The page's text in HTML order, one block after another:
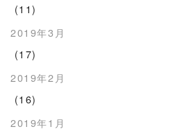
(11)
2019年3月
(17)
2019年2月
(16)
2019年1月